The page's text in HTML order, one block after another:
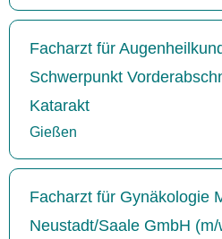
Facharzt für
Schwerpunkt
Katarakt
Gießen
Facharzt für Gynäkologie
Neustadt/Saale GmbH (m/